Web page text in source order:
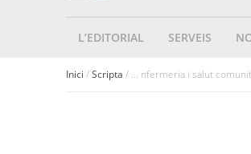
L’EDITORIAL SERVEIS
Inici /Scripta / ... nfermeria i salut